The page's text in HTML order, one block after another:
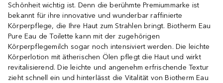
Schönheit wichtig ist. Denn die berühmte Premiummarke ist
bekannt für ihre innovative und wunderbar raffinierte
Körperpflege, die Ihre Haut zum Strahlen bringt. Biotherm Eau
Pure Eau de Toilette kann mit der zugehörigen
Körperpflegemilch sogar noch intensiviert werden. Die leichte
Körperlotion mit ätherischen Ölen pflegt die Haut und wirkt
revitalisierend. Die leichte und angenehm erfrischende Textur
zieht schnell ein und hinterlässt die Vitalität von Biotherm Eau